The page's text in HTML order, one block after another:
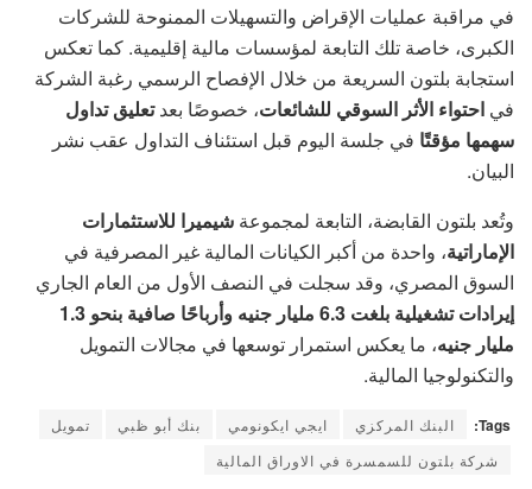
في مراقبة عمليات الإقراض والتسهيلات الممنوحة للشركات
الكبرى، خاصة تلك التابعة لمؤسسات مالية إقليمية. كما تعكس
استجابة بلتون السريعة من خلال الإفصاح الرسمي رغبة الشركة
في احتواء الأثر السوقي للشائعات، خصوصًا بعدتعليق تداول
سهمها مؤقتًا في جلسة اليوم قبل استئناف التداول عقب نشر
البيان.
وتُعد بلتون القابضة، التابعة لمجموعة شيميرا للاستثمارات
الإماراتية، واحدة من أكبر الكيانات المالية غير المصرفية في
السوق المصري، وقد سجلت في النصف الأول من العام الجاري
إيرادات تشغيلية بلغت 6.3 مليار جنيه وأرباحًا صافية بنحو 1.3
مليار جنيه، ما يعكس استمرار توسعها في مجالات التمويل
والتكنولوجيا المالية.
Tags: البنك المركزي ايجي ايكونومي بنك أبو ظبي
تمويل
شركة بلتون للسمسرة في الاوراق المالية